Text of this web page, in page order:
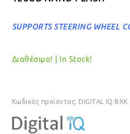
SUPPORTS STEERING WHEEL
Διαθέσιμο! | In Stock!
Κωδικός προϊόντος:DIGITAL IQ